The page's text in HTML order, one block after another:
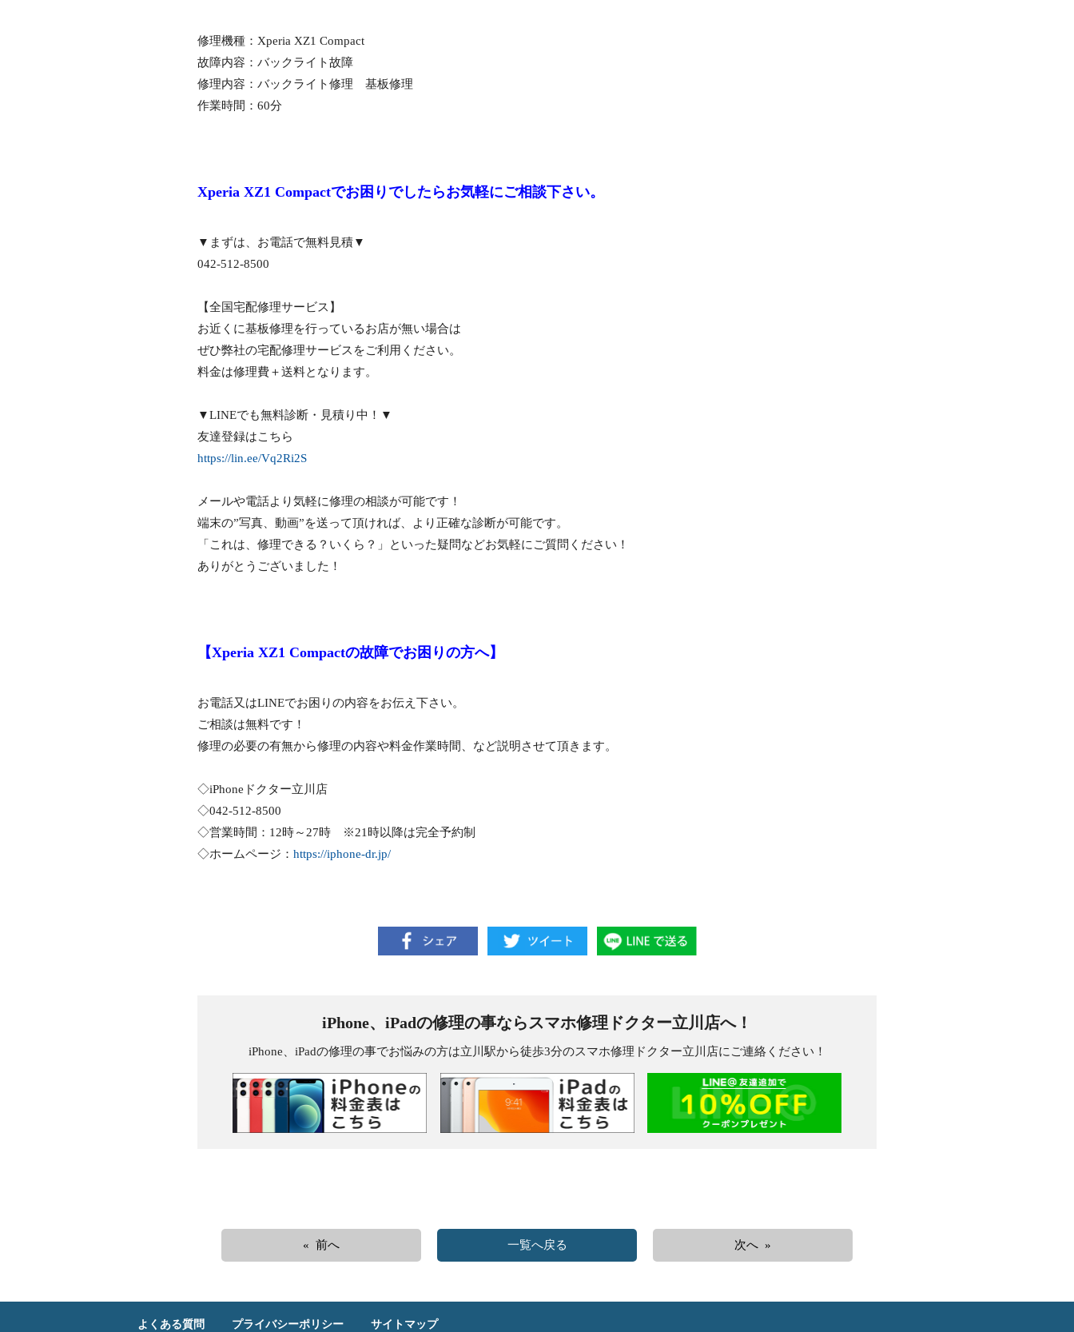
修理機種：Xperia XZ1 Compact
故障内容：バックライト故障
修理内容：バックライト修理 基板修理
作業時間：60分
Xperia XZ1 Compactでお困りでしたらお気軽にご相談下さい。
▼まずは、お電話で無料見積▼
042-512-8500
【全国宅配修理サービス】
お近くに基板修理を行っているお店が無い場合は
ぜひ弊社の宅配修理サービスをご利用ください。
料金は修理費＋送料となります。
▼LINEでも無料診断・見積り中！▼
友達登録はこちら
https://lin.ee/Vq2Ri2S
メールや電話より気軽に修理の相談が可能です！
端末の”写真、動画”を送って頂ければ、より正確な診断が可能です。
「これは、修理できる？いくら？」といった疑問などお気軽にご質問ください！
ありがとうございました！
【Xperia XZ1 Compactの故障でお困りの方へ】
お電話又はLINEでお困りの内容をお伝え下さい。
ご相談は無料です！
修理の必要の有無から修理の内容や料金作業時間、など説明させて頂きます。
◇iPhoneドクター立川店
◇042-512-8500
◇営業時間：12時～27時 ※21時以降は完全予約制
◇ホームページ： https://iphone-dr.jp/
iPhone、iPadの修理の事ならスマホ修理ドクター立川店へ！
iPhone、iPadの修理の事でお悩みの方は立川駅から徒歩3分のスマホ修理ドクター立川店にご連絡ください！
« 前へ 一覧へ戻る 次へ »
よくある質問 プライバシーポリシー サイトマップ